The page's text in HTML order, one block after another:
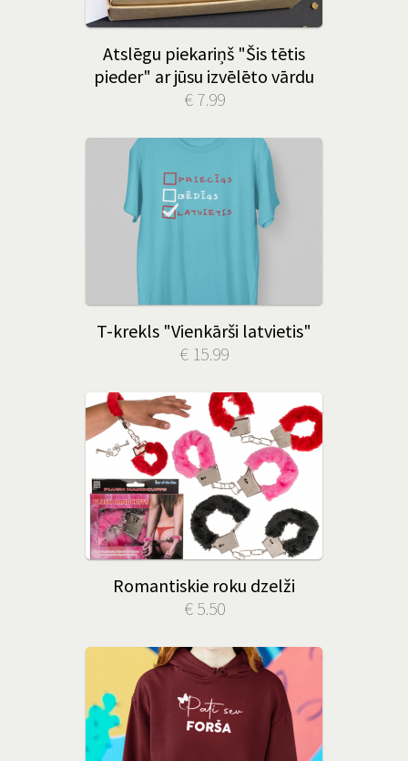
Atslēgu piekariņš "Šis tētis
pieder" ar jūsu izvēlēto vārdu
€ 7.99
T-krekls "Vienkārši latvietis"
€ 15.99
Romantiskie roku dzelži
€ 5.50